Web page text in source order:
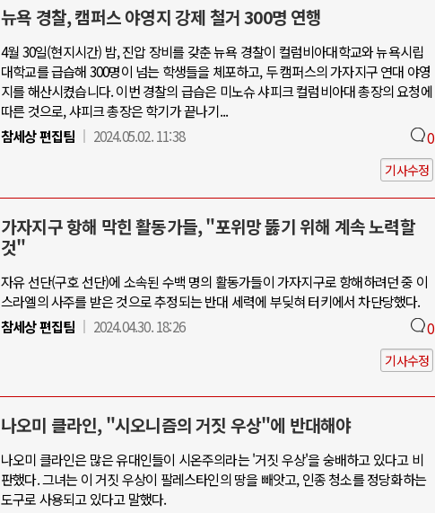
뉴욕 경찰, 캠퍼스 야영지 강제 철거 300명 연행
4월 30일(현지시간) 밤, 진압 장비를 갖춘 뉴욕 경찰이 컬럼비아대학교와 뉴욕시립
대학교를 급습해 300명이 넘는 학생들을 체포하고, 두 캠퍼스의 가자지구 연대 야영
지를 해산시켰습니다. 이번 경찰의 급습은 미노슈 샤피크 컬럼비아대 총장의 요청에
따른 것으로, 샤피크 총장은 학기가 끝나기...
참세상 편집팀
2024.05.02. 11:38 0
기사수정
가자지구 항해 막힌 활동가들, "포위망 뚫기 위해 계속 노력할
것"
자유 선단(구호 선단)에 소속된 수백 명의 활동가들이 가자지구로 항해하려던 중 이
스라엘의 사주를 받은 것으로 추정되는 반대 세력에 부딪혀 터키에서 차단당했다.
참세상 편집팀
2024.04.30. 18:26 0
기사수정
나오미 클라인, "시오니즘의 거짓 우상"에 반대해야
나오미 클라인은 많은 유대인들이 시온주의라는 '거짓 우상'을 숭배하고 있다고 비
판했다. 그녀는 이 거짓 우상이 팔레스타인의 땅을 빼앗고, 인종 청소를 정당화하는
도구로 사용되고 있다고 말했다.